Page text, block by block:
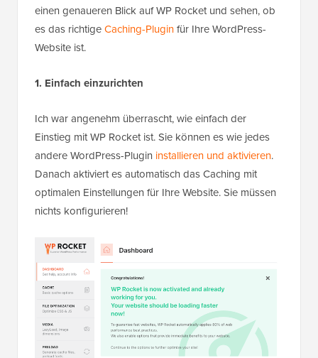
einen genaueren Blick auf WP Rocket und sehen, ob
es das richtigeCaching-Pluginfür Ihre WordPress-
Website ist.
1. Einfach einzurichten
Ich war angenehm überrascht, wie einfach der
Einstieg mit WP Rocket ist. Sie können es wie jedes
andere WordPress-Plugin installieren und aktivieren.
Danach aktiviert es automatisch das Caching mit
optimalen Einstellungen für Ihre Website. Sie müssen
nichts konfigurieren!